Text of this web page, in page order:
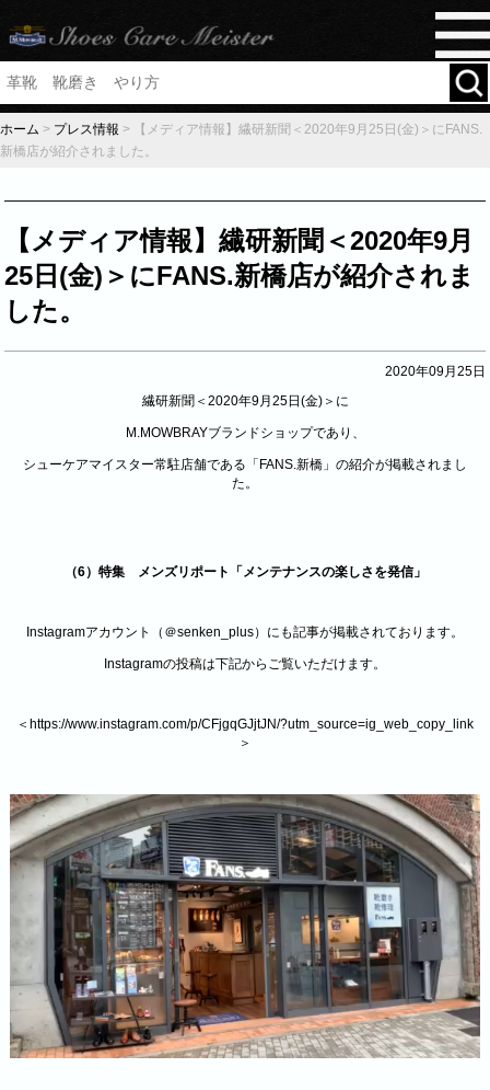
ホーム > プレス情報 >
【メディア情報】繊研新聞＜2020年9月25日(金)＞にFANS.
新橋店が紹介されました。
【メディア情報】繊研新聞＜2020年9月
25日(金)＞にFANS.新橋店が紹介されま
した。
2020年09月25日
繊研新聞＜2020年9月25日(金)＞に
M.MOWBRAYブランドショップであり、
シューケアマイスター常駐店舗である「FANS.新橋」の紹介が掲載されまし
た。
（6）特集 メンズリポート「メンテナンスの楽しさを発信」
Instagramアカウント（＠senken_plus）にも記事が掲載されております。
Instagramの投稿は下記からご覧いただけます。
＜ https://www.instagram.com/p/CFjgqGJjtJN/?utm_source=ig_web_copy_link
＞